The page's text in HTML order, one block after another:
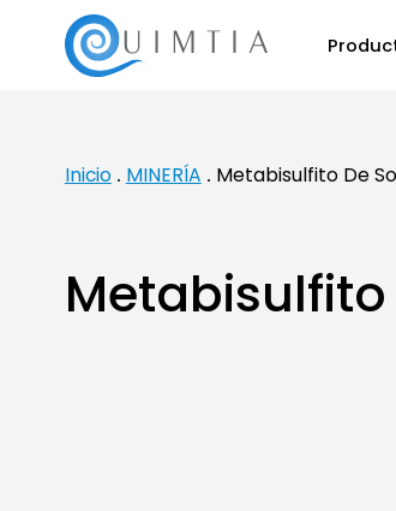
Inicio
MINERÍA Metabisulfito De
Metabisulfito